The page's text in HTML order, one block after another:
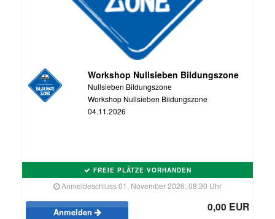
Workshop Nullsieben Bildungszone
Nullsieben Bildungszone
Workshop Nullsieben Bildungszone
04.11.2026
FREIE PLÄTZE VORHANDEN
Anmeldeschluss 01. November 2026, 08:30 Uhr
Anmelden 0,00 EUR